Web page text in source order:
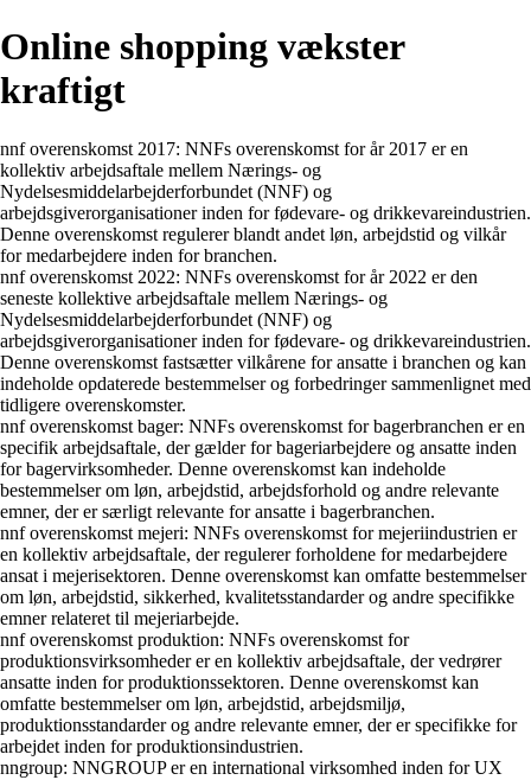
Online shopping vækster
kraftigt
nnf overenskomst 2017: NNFs overenskomst for år 2017 er en
kollektiv arbejdsaftale mellem Nærings- og
Nydelsesmiddelarbejderforbundet (NNF) og
arbejdsgiverorganisationer inden for fødevare- og drikkevareindustrien.
Denne overenskomst regulerer blandt andet løn, arbejdstid og vilkår
for medarbejdere inden for branchen.
nnf overenskomst 2022: NNFs overenskomst for år 2022 er den
seneste kollektive arbejdsaftale mellem Nærings- og
Nydelsesmiddelarbejderforbundet (NNF) og
arbejdsgiverorganisationer inden for fødevare- og drikkevareindustrien.
Denne overenskomst fastsætter vilkårene for ansatte i branchen og kan
indeholde opdaterede bestemmelser og forbedringer sammenlignet med
tidligere overenskomster.
nnf overenskomst bager: NNFs overenskomst for bagerbranchen er en
specifik arbejdsaftale, der gælder for bageriarbejdere og ansatte inden
for bagervirksomheder. Denne overenskomst kan indeholde
bestemmelser om løn, arbejdstid, arbejdsforhold og andre relevante
emner, der er særligt relevante for ansatte i bagerbranchen.
nnf overenskomst mejeri: NNFs overenskomst for mejeriindustrien er
en kollektiv arbejdsaftale, der regulerer forholdene for medarbejdere
ansat i mejerisektoren. Denne overenskomst kan omfatte bestemmelser
om løn, arbejdstid, sikkerhed, kvalitetsstandarder og andre specifikke
emner relateret til mejeriarbejde.
nnf overenskomst produktion: NNFs overenskomst for
produktionsvirksomheder er en kollektiv arbejdsaftale, der vedrører
ansatte inden for produktionssektoren. Denne overenskomst kan
omfatte bestemmelser om løn, arbejdstid, arbejdsmiljø,
produktionsstandarder og andre relevante emner, der er specifikke for
arbejdet inden for produktionsindustrien.
nngroup: NNGROUP er en international virksomhed inden for UX